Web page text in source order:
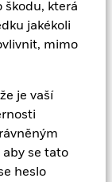
škodu, která
jakékoli
mimo
je vaší
se tato
heslo
chyby
či
včetně
škod,